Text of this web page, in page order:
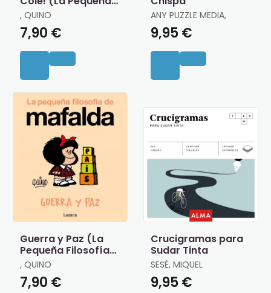
Filosofía de
Mafalda)
, QUINO
7,90 €
ANY PUZZLE MEDIA,
9,95 €
Guerra y Paz (La
Pequeña Filosofía
de Mafalda)
, QUINO
7,90 €
Crucigramas para
Sudar Tinta
SESÉ, MIQUEL
9,95 €